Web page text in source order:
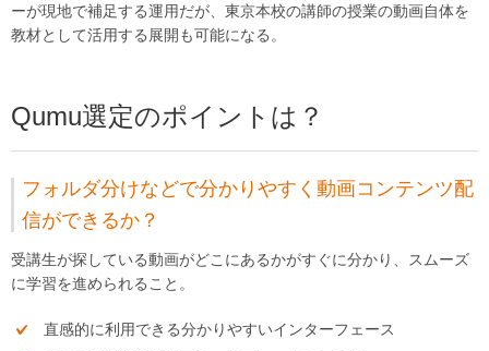
ーが現地で補足する運用だが、東京本校の講師の授業の動画自体を
教材として活用する展開も可能になる。
Qumu選定のポイントは？
フォルダ分けなどで分かりやすく動画コンテンツ配
信ができるか？
受講生が探している動画がどこにあるかがすぐに分かり、スムーズ
に学習を進められること。
直感的に利用できる分かりやすいインターフェース